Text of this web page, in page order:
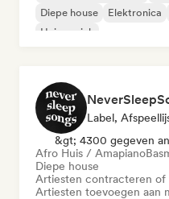
Diepe house
Elektronica
Huismuziek
Label,
&gt; 4300 gegeven
Afro Huis / Amapiano
Diepe house
Artiesten contracteren of
Artiesten toevoegen aan